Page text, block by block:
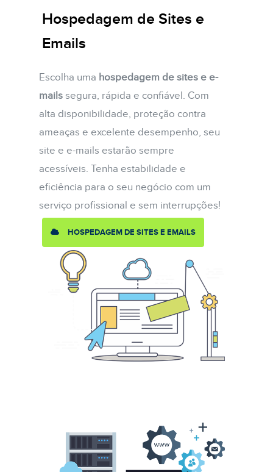
Hospedagem de Sites e
Emails
Escolha uma hospedagem de sites e e-
mails segura, rápida e confiável. Com
alta disponibilidade, proteção contra
ameaças e excelente desempenho, seu
site e e-mails estarão sempre
acessíveis. Tenha estabilidade e
eficiência para o seu negócio com um
serviço profissional e sem interrupções!
HOSPEDAGEM DE SITES E EMAILS